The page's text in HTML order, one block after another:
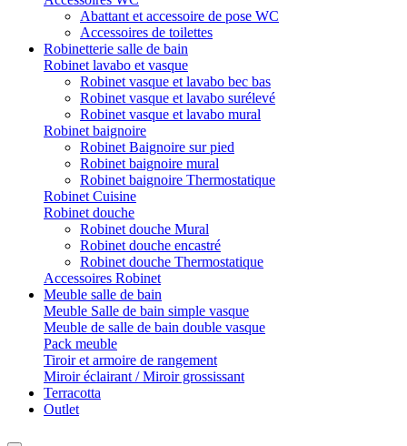
Abattant et accessoire de pose WC
Accessoires de toilettes
Robinetterie salle de bain
Robinet lavabo et vasque
Robinet vasque et lavabo bec bas
Robinet vasque et lavabo surélevé
Robinet vasque et lavabo mural
Robinet baignoire
Robinet Baignoire sur pied
Robinet baignoire mural
Robinet baignoire Thermostatique
Robinet Cuisine
Robinet douche
Robinet douche Mural
Robinet douche encastré
Robinet douche Thermostatique
Accessoires Robinet
Meuble salle de bain
Meuble Salle de bain simple vasque
Meuble de salle de bain double vasque
Pack meuble
Tiroir et armoire de rangement
Miroir éclairant / Miroir grossissant
Terracotta
Outlet